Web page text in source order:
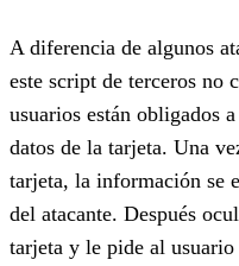
A diferencia de algunos
este script de terceros no
usuarios están obligados
datos de la tarjeta. Una
tarjeta, la información se
del atacante. Después
tarjeta y le pide al